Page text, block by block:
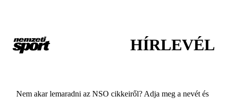
HÍRLEVÉL
Nem akar lemaradni az NSO cikkeiről? Adja meg a nevét és